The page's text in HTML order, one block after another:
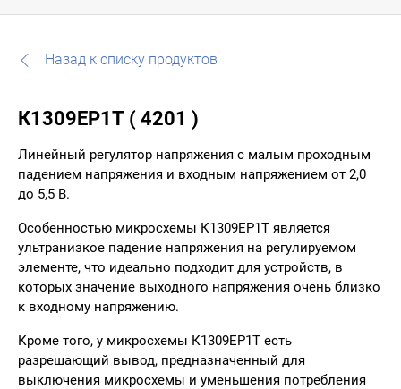
Назад к списку продуктов
К1309ЕР1Т ( 4201 )
Линейный регулятор напряжения с малым проходным
падением напряжения и входным напряжением от 2,0
до 5,5 В.
Особенностью микросхемы К1309ЕР1Т является
ультранизкое падение напряжения на регулируемом
элементе, что идеально подходит для устройств, в
которых значение выходного напряжения очень близко
к входному напряжению.
Кроме того, у микросхемы К1309ЕР1Т есть
разрешающий вывод, предназначенный для
выключения микросхемы и уменьшения потребления